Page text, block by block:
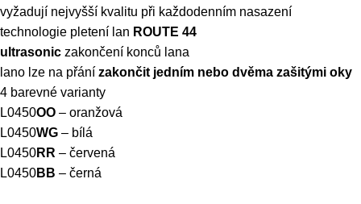
vyžadují nejvyšší kvalitu při každodenním nasazení
technologie pletení lan ROUTE 44
ultrasonic zakončení konců lana
lano lze na přání zakončit jedním nebo dvěma zašitými oky
4 barevné varianty
L0450OO – oranžová
L0450WG – bílá
L0450RR – červená
L0450BB – černá